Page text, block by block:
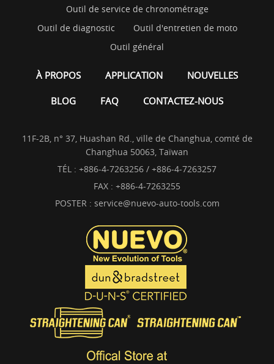
Outil de service de chronométrage
Outil de diagnostic
Outil d'entretien de moto
Outil général
À PROPOS APPLICATION NOUVELLES
BLOG FAQ CONTACTEZ-NOUS
11F-2B, n° 37, Huashan Rd., ville de Changhua, comté de
Changhua 50063, Taïwan
TÉL : +886-4-7263256 / +886-4-7263257
FAX : +886-4-7263255
POSTER : service@nuevo-auto-tools.com